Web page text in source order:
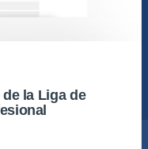
la Liga de